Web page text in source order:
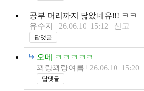
공부 머리까지 닮았네유!!! ㅋㅋ
유수지
26.06.10 15:12 신고
답댓글
오메 ㅋㅋㅋㅋㅋ
꽈랑꽈랑여름
26.06.10 15:20
답댓글